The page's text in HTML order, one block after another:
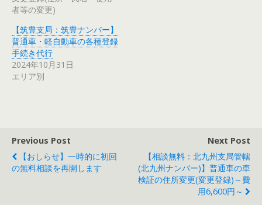
者等の変更)
【筑豊支局：筑豊ナンバー】
普通車・軽自動車の各種登録
手続き代行
2024年10月31日
エリア別
Previous Post
【おしらせ】一時的に初回
の無料相談を再開します
Next Post
【相談無料：北九州支局管轄
(北九州ナンバー)】普通車の車
検証の住所変更(変更登録)～費
用6,600円～